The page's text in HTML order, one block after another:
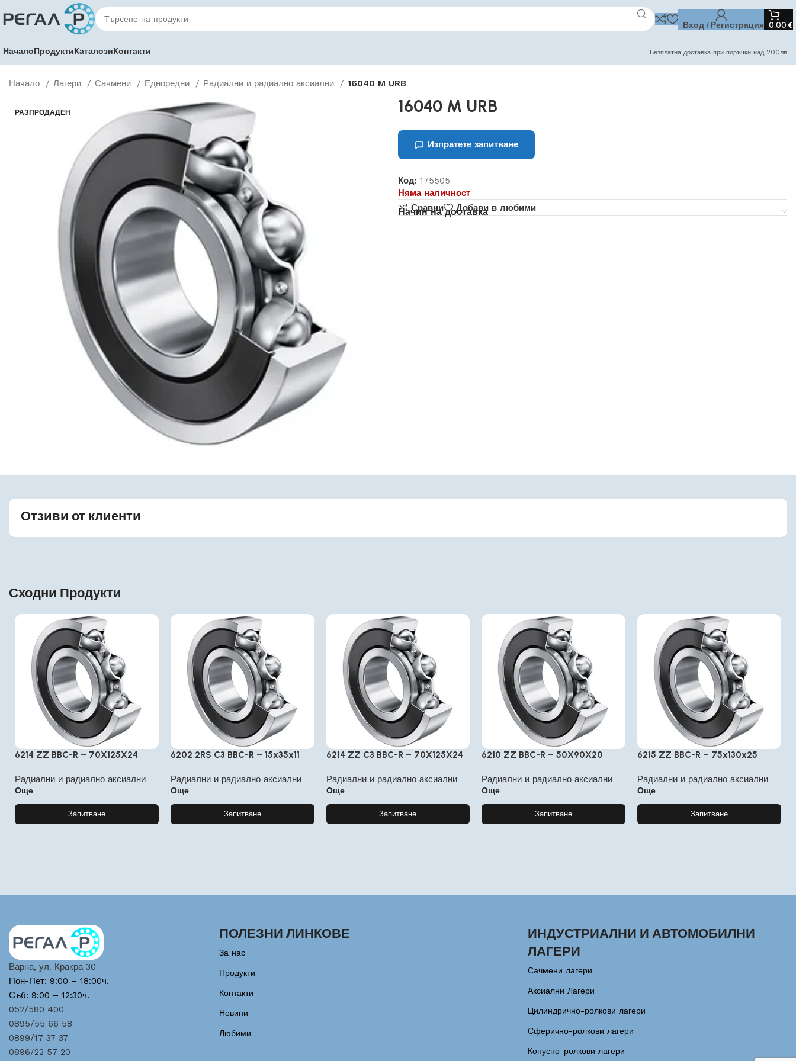
Вход / Регистрация 0,00 €
НачалоПродуктиКаталозиКонтакти Безплатна доставка при поръчки над 200лв
Начало Лагери Сачмени Едноредни Радиални и радиално аксиални 16040 M URB
РАЗПРОДАДЕН 16040 M URB
Изпратете запитване
Код: 175505
Няма наличност
Сравни
Добави в любими
Начин на доставка
Отзиви от клиенти
Сходни Продукти
6214 ZZ BBC-R – 70X125X24
Радиални и радиално аксиални
Още
Запитване
6202 2RS C3 BBC-R – 15x35x11
Радиални и радиално аксиални
Още
Запитване
6214 ZZ C3 BBC-R – 70X125X24
Радиални и радиално аксиални
Още
Запитване
6210 ZZ BBC-R – 50X90X20
Радиални и радиално аксиални
Още
Запитване
6215 ZZ BBC-R – 75x130x25
Радиални и радиално аксиални
Още
Запитване
Варна, ул. Кракра 30
Пон-Пет: 9:00 – 18:00ч.
Съб: 9:00 – 12:30ч.
052/580 400
0895/55 66 58
0899/17 37 37
0896/22 57 20
ПОЛЕЗНИ ЛИНКОВЕ
За нас
Продукти
Контакти
Новини
Любими
ИНДУСТРИАЛНИ И АВТОМОБИЛНИ
ЛАГЕРИ
Сачмени лагери
Аксиални Лагери
Цилиндрично-ролкови лагери
Сферично-ролкови лагери
Конусно-ролкови лагери